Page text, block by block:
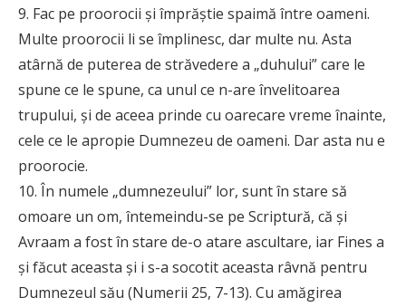
9. Fac pe proorocii şi împrăştie spaimă între oameni.
Multe proorocii li se împlinesc, dar multe nu. Asta
atârnă de puterea de străvedere a „duhului” care le
spune ce le spune, ca unul ce n-are învelitoarea
trupului, şi de aceea prinde cu oarecare vreme înainte,
cele ce le apropie Dumnezeu de oameni. Dar asta nu e
proorocie.
10. În numele „dumnezeului” lor, sunt în stare să
omoare un om, întemeindu-se pe Scriptură, că şi
Avraam a fost în stare de-o atare ascultare, iar Fines a
şi făcut aceasta şi i s-a socotit aceasta râvnă pentru
Dumnezeul său (Numerii 25, 7-13). Cu amăgirea